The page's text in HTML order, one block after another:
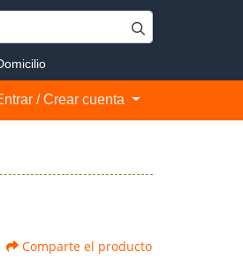
/ Crear cuenta
/ Crear cuenta
Comparte el producto